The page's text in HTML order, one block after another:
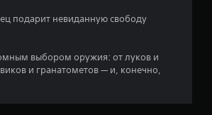
т
и
з
подарит невиданную свободу
выбором оружия: от луков и
и гранатометов — и, конечно,